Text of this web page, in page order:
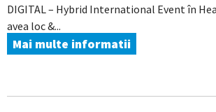
DIGITAL – Hybrid International Event în
avea loc &...
Mai multe informatii